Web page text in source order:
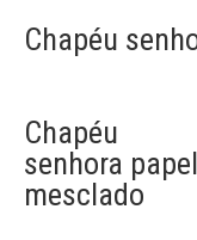
Chapéu
Chapéu
senhora papel
mesclado